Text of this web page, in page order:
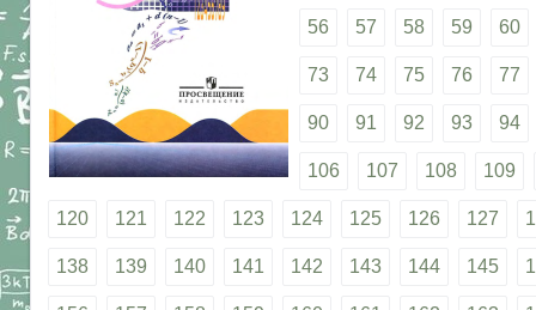
56 57 58 59 60
73 74 75 76 77
90 91 92 93 94
106 107 108 109
120 121 122 123 124 125 126 127
138 139 140 141 142 143 144 145